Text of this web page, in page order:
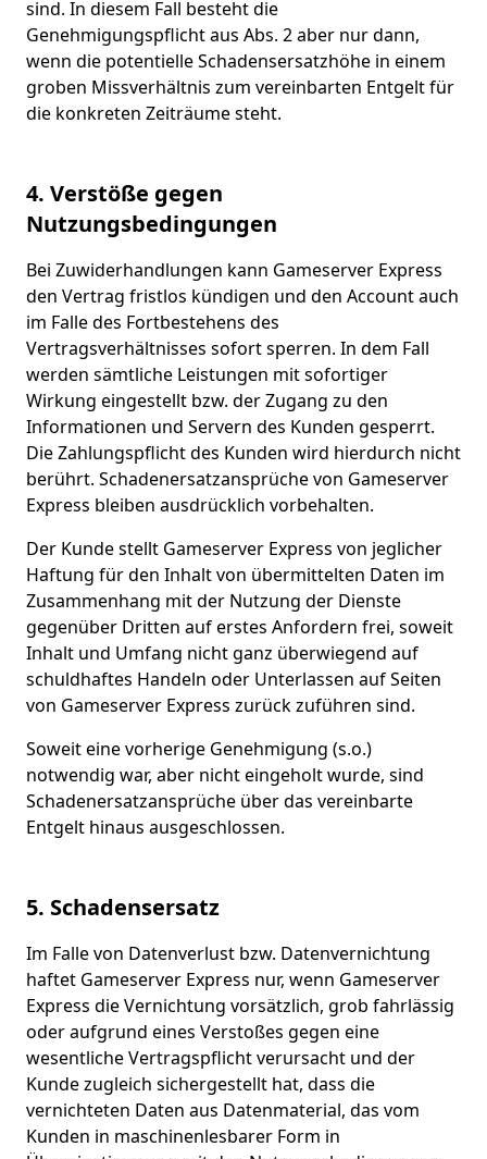
sind. In diesem Fall besteht die
Genehmigungspflicht aus Abs. 2 aber nur dann,
wenn die potentielle Schadensersatzhöhe in einem
groben Missverhältnis zum vereinbarten Entgelt für
die konkreten Zeiträume steht.
4. Verstöße gegen
Nutzungsbedingungen
Bei Zuwiderhandlungen kann Gameserver Express
den Vertrag fristlos kündigen und den Account auch
im Falle des Fortbestehens des
Vertragsverhältnisses sofort sperren. In dem Fall
werden sämtliche Leistungen mit sofortiger
Wirkung eingestellt bzw. der Zugang zu den
Informationen und Servern des Kunden gesperrt.
Die Zahlungspflicht des Kunden wird hierdurch nicht
berührt. Schadenersatzansprüche von Gameserver
Express bleiben ausdrücklich vorbehalten.
Der Kunde stellt Gameserver Express von jeglicher
Haftung für den Inhalt von übermittelten Daten im
Zusammenhang mit der Nutzung der Dienste
gegenüber Dritten auf erstes Anfordern frei, soweit
Inhalt und Umfang nicht ganz überwiegend auf
schuldhaftes Handeln oder Unterlassen auf Seiten
von Gameserver Express zurück zuführen sind.
Soweit eine vorherige Genehmigung (s.o.)
notwendig war, aber nicht eingeholt wurde, sind
Schadenersatzansprüche über das vereinbarte
Entgelt hinaus ausgeschlossen.
5. Schadensersatz
Im Falle von Datenverlust bzw. Datenvernichtung
haftet Gameserver Express nur, wenn Gameserver
Express die Vernichtung vorsätzlich, grob fahrlässig
oder aufgrund eines Verstoßes gegen eine
wesentliche Vertragspflicht verursacht und der
Kunde zugleich sichergestellt hat, dass die
vernichteten Daten aus Datenmaterial, das vom
Kunden in maschinenlesbarer Form in